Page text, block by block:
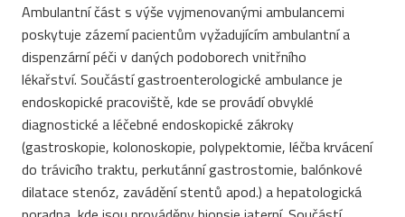
Ambulantní část s výše vyjmenovanými ambulancemi
poskytuje zázemí pacientům vyžadujícím ambulantní a
dispenzární péči v daných podoborech vnitřního
lékařství. Součástí gastroenterologické ambulance je
endoskopické pracoviště, kde se provádí obvyklé
diagnostické a léčebné endoskopické zákroky
(gastroskopie, kolonoskopie, polypektomie, léčba krvácení
do trávicího traktu, perkutánní gastrostomie, balónkové
dilatace stenóz, zavádění stentů apod.) a hepatologická